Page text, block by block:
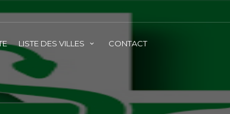
LISTE DES VILLES CONTACT